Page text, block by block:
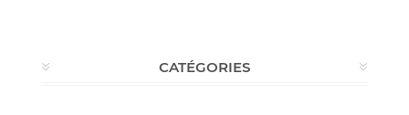
CATÉGORIES